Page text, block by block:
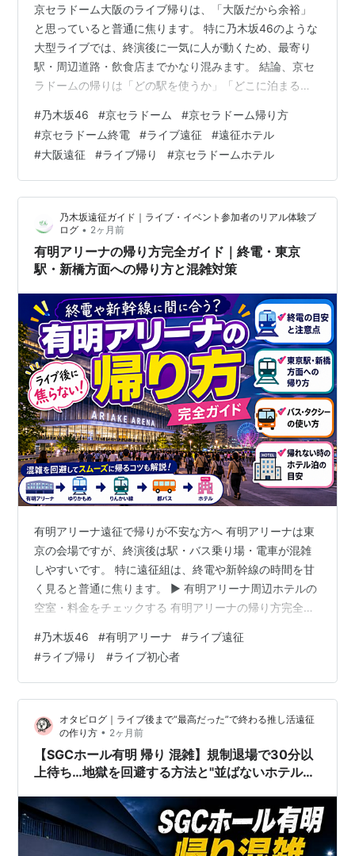
京セラドーム大阪のライブ帰りは、「大阪だから余裕」
と思っていると普通に焦ります。 特に乃木坂46のような
大型ライブでは、終演後に一気に人が動くため、最寄り
駅・周辺道路・飲食店までかなり混みます。 結論、京セ
ラドームの帰りは「どの駅を使うか」「どこに泊まる
わります。 先に結論 最寄り駅は混雑しやすい 大正駅・
ドーム前千代崎駅・九条駅を使い分ける 終電ギリギリの
予定は危険 遠征組はなんば・心斎橋・本町周辺のホテル
が安心 新幹線利用なら時間にかなり余裕を持つ 京セラド
ーム遠征で帰りに焦りたくない人へ ライブ後は駅混雑で
移動に時間がかかることがあります…
#乃木坂46 #京セラドーム #京セラドーム帰り方
#京セラドーム終電 #ライブ遠征 #遠征ホテル
#大阪遠征 #ライブ帰り #京セラドームホテル
乃木坂遠征ガイド｜ライブ・イベント参加者のリアル体験ブ
ログ • 2ヶ月前
有明アリーナの帰り方完全ガイド｜終電・東京
駅・新橋方面への帰り方と混雑対策
有明アリーナ遠征で帰りが不安な方へ 有明アリーナは東
京の会場ですが、終演後は駅・バス乗り場・電車が混雑
しやすいです。 特に遠征組は、終電や新幹線の時間を甘
く見ると普通に焦ります。 ▶ 有明アリーナ周辺ホテルの
空室・料金をチェックする 有明アリーナの帰り方完全ガ
征組はホテルも先に確認しておくと安心です 有明アリー
ナ周辺はライブ開催日が近づくと宿泊料金が上がりやす
くなります。 ▶ 有明アリーナおすすめホテルまとめ 有明
アリーナのライブで意外と不安になるのが、終演後の帰
り方です。 東京の会場なので「なんとかなる」と思いが
ちですが、ライブ後は 規制退…
#乃木坂46 #有明アリーナ #ライブ遠征
#ライブ帰り #ライブ初心者
オタビログ｜ライブ後まで“最高だった”で終わる推し活遠征
の作り方 • 2ヶ月前
【SGCホール有明 帰り 混雑】規制退場で30分以
上待ち…地獄を回避する方法と"並ばないホテル戦